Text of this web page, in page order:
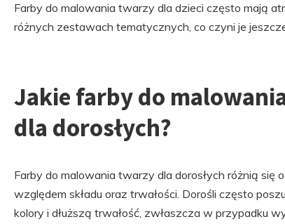
Farby do malowania twarzy dla dzieci często mają
różnych zestawach tematycznych, co czyni je
Jakie farby do
dla dorosłych?
Farby do malowania twarzy dla dorosłych różnią się
względem składu oraz trwałości. Dorośli często
kolory i dłuższą trwałość, zwłaszcza w przypadku